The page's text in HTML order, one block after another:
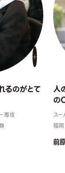
るのがとて
専攻
人
の
ス
福
前